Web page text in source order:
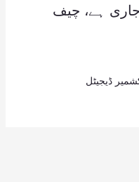
ہے، چیف
ڈیجیٹل